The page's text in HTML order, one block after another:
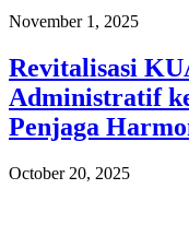
November 1, 2025
Revitalisasi
Administratif
Penjaga
October 20, 2025